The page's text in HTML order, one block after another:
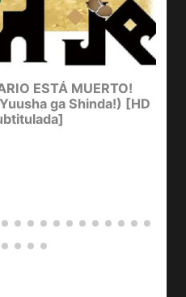
ESTÁ MUERTO!
ga Shinda!) [HD